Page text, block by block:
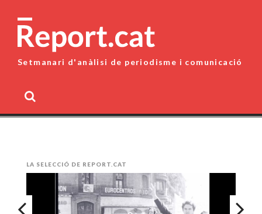
content
Setmanari d'anàlisi de periodisme i comunicació
LA SELECCIÓ DE REPORT.CAT